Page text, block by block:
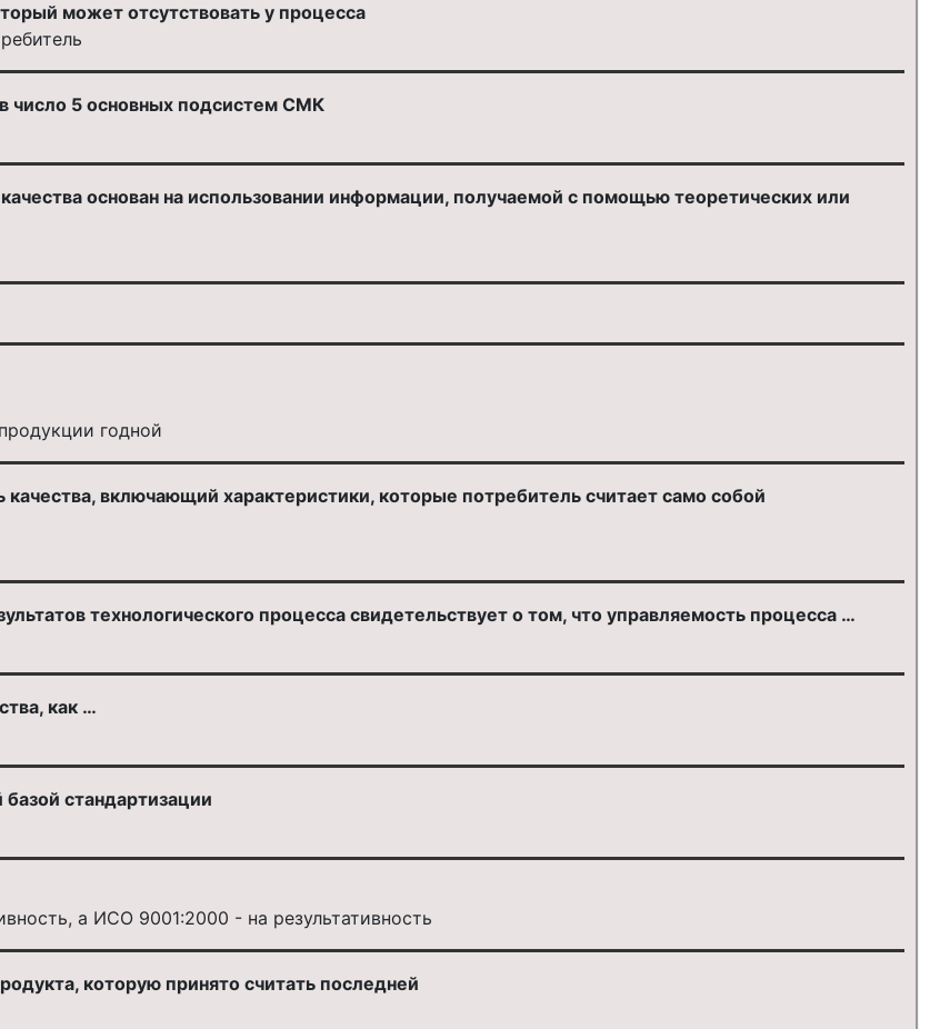
может отсутствовать у процесса
число 5 основных подсистем СМК
основан на использовании информации, получаемой с помощью теоретических или
годной
включающий характеристики, которые потребитель считает само собой
технологического процесса свидетельствует о том, что управляемость процесса …
как …
стандартизации
а ИСО 9001:2000 - на результативность
которую принято считать последней